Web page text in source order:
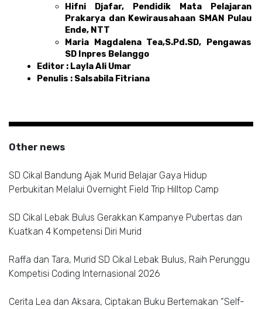
Hifni Djafar, Pendidik Mata Pelajaran
Prakarya dan Kewirausahaan SMAN Pulau
Ende, NTT
Maria Magdalena Tea,S.Pd.SD, Pengawas
SD Inpres Belanggo
Editor : Layla Ali Umar
Penulis : Salsabila Fitriana
Other news
SD Cikal Bandung Ajak Murid Belajar Gaya Hidup
Perbukitan Melalui Overnight Field Trip Hilltop Camp
SD Cikal Lebak Bulus Gerakkan Kampanye Pubertas dan
Kuatkan 4 Kompetensi Diri Murid
Raffa dan Tara, Murid SD Cikal Lebak Bulus, Raih Perunggu
Kompetisi Coding Internasional 2026
Cerita Lea dan Aksara, Ciptakan Buku Bertemakan “Self-